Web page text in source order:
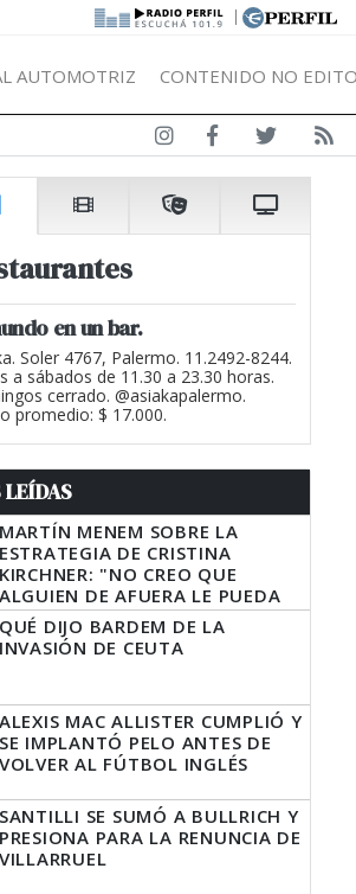
|
AUTOMOTRIZ CONTENIDO NO
en un bar.
Soler 4767, Palermo. 11.2492-8244.
a sábados de 11.30 a 23.30 horas.
cerrado. @asiakapalermo.
promedio: $ 17.000.
MARTÍN MENEM SOBRE LA
ESTRATEGIA DE CRISTINA
KIRCHNER: "NO CREO QUE
ALGUIEN DE AFUERA LE PUEDA
A LA JUSTICIA LO QUE
TIENE QUE HACER"
QUÉ DIJO BARDEM DE LA
INVASIÓN DE CEUTA
ALEXIS MAC ALLISTER CUMPLIÓ Y
SE IMPLANTÓ PELO ANTES DE
VOLVER AL FÚTBOL INGLÉS
SANTILLI SE SUMÓ A BULLRICH Y
PRESIONA PARA LA RENUNCIA DE
VILLARRUEL